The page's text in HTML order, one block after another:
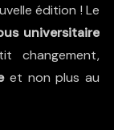
édition ! Le
universitaire
changement,
et non plus au